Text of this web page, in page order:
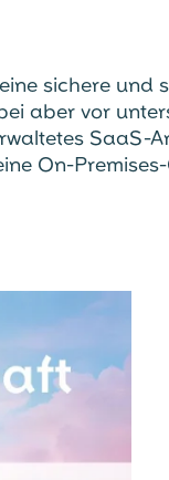
sichere und
aber vor
SaaS-
On-